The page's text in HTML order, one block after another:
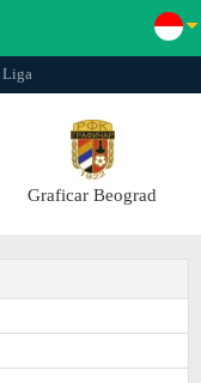
Liga
Graficar Beograd